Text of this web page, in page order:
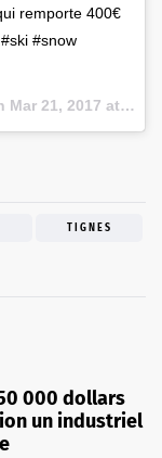
remporte 400€
#snow
Mar 21, 2017 at 1:56pm PDT
TIGNES
000 dollars
un industriel